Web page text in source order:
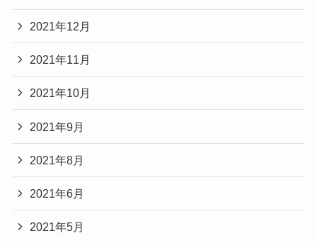
2021年12月
2021年11月
2021年10月
2021年9月
2021年8月
2021年6月
2021年5月